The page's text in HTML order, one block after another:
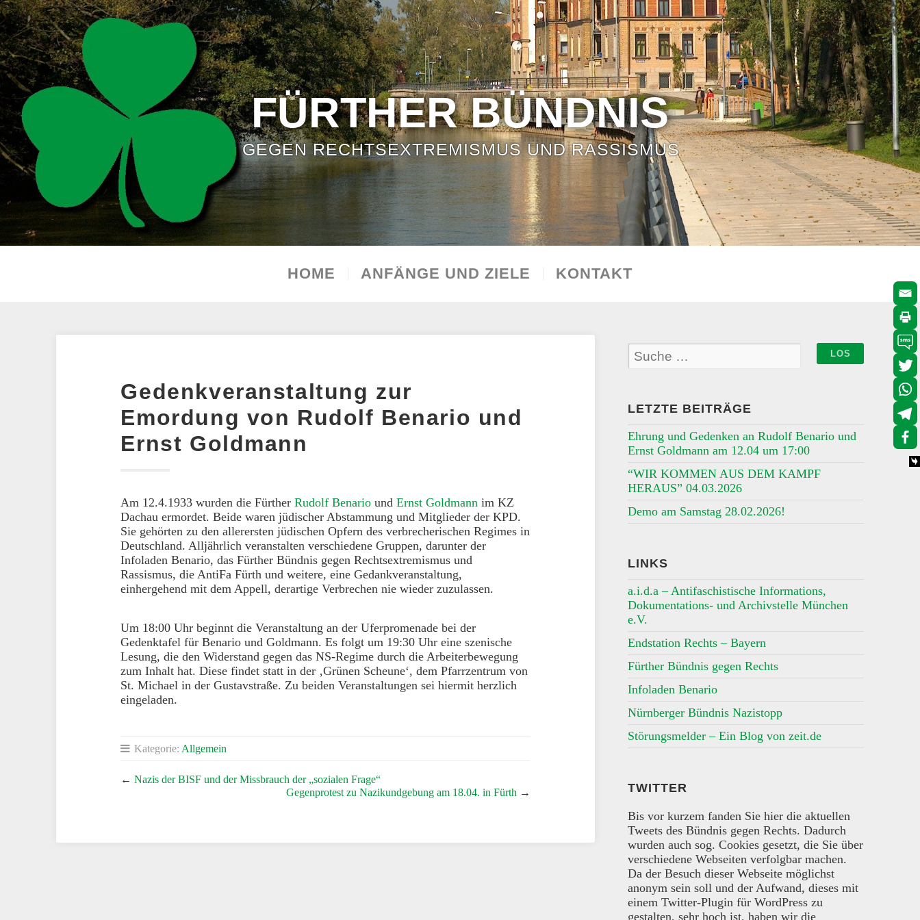
FÜRTHER BÜNDNIS
GEGEN RECHTSEXTREMISMUS UND RASSISMUS
HOME ANFÄNGE UND ZIELE KONTAKT
Gedenkveranstaltung zur
Emordung von Rudolf Benario und
Ernst Goldmann
Am 12.4.1933 wurden die FürtherRudolf Benario undErnst Goldmann im KZ
Dachau ermordet. Beide waren jüdischer Abstammung und Mitglieder der KPD.
Sie gehörten zu den allerersten jüdischen Opfern des verbrecherischen Regimes in
Deutschland. Alljährlich veranstalten verschiedene Gruppen, darunter der
Infoladen Benario, das Fürther Bündnis gegen Rechtsextremismus und
Rassismus, die AntiFa Fürth und weitere, eine Gedankveranstaltung,
einhergehend mit dem Appell, derartige Verbrechen nie wieder zuzulassen.
Um 18:00 Uhr beginnt die Veranstaltung an der Uferpromenade bei der
Gedenktafel für Benario und Goldmann. Es folgt um 19:30 Uhr eine szenische
Lesung, die den Widerstand gegen das NS-Regime durch die Arbeiterbewegung
zum Inhalt hat. Diese findet statt in der ‚Grünen Scheune‘, dem Pfarrzentrum von
St. Michael in der Gustavstraße. Zu beiden Veranstaltungen sei hiermit herzlich
eingeladen.
Kategorie: Allgemein
←Nazis der BISF und der Missbrauch der „sozialen Frage“
Gegenprotest zu Nazikundgebung am 18.04. in Fürth →
LETZTE BEITRÄGE
Ehrung und Gedenken an Rudolf Benario und
Ernst Goldmann am 12.04 um 17:00
“WIR KOMMEN AUS DEM KAMPF
HERAUS” 04.03.2026
Demo am Samstag 28.02.2026!
LINKS
a.i.d.a – Antifaschistische Informations,
Dokumentations- und Archivstelle München
e.V.
Endstation Rechts – Bayern
Fürther Bündnis gegen Rechts
Infoladen Benario
Nürnberger Bündnis Nazistopp
Störungsmelder – Ein Blog von zeit.de
TWITTER
Bis vor kurzem fanden Sie hier die aktuellen
Tweets des Bündnis gegen Rechts. Dadurch
wurden auch sog. Cookies gesetzt, die Sie über
verschiedene Webseiten verfolgbar machen.
Da der Besuch dieser Webseite möglichst
anonym sein soll und der Aufwand, dieses mit
einem Twitter-Plugin für WordPress zu
gestalten, sehr hoch ist, haben wir die